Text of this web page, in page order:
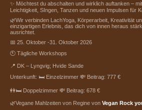
✨ Möchtest du abschalten und wirklich auftanken –
Leichtigkeit, SIngen, Tanzen und neuen Impulsen für
🌿Wir verbinden LachYoga, Körperarbeit, Kreativität
einzigartigen Erlebnis, das dich von innen heraus
ausrichtet.
📅 25. Oktober -31. Oktober 2026
🕙 Tägliche Workshops
📍 DK – Lyngvig; Hvide Sande
Unterkunft: 🛏️ Einzelzimmer 💸 Beitrag: 777 €
👭🛏️ Doppelzimmer 💸 Beitrag: 678 €
🌿Vegane Mahlzeiten von Regine von Vegan Rock